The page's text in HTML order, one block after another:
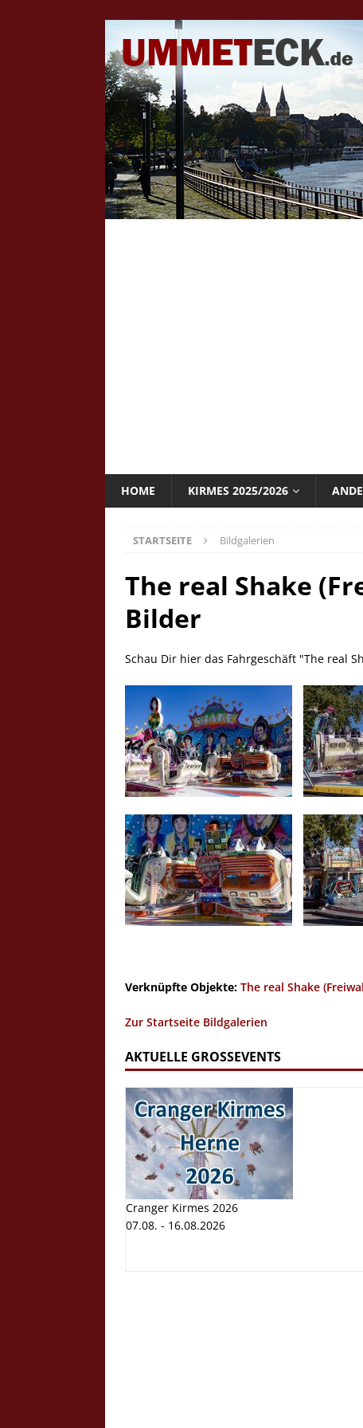
HOME KIRMES 2025/2026
STARTSEITE Bildgalerien
The real Shake
Bilder
Schau Dir hier das Fahrgeschäft "The real
Verknüpfte Objekte: The real Shake
Zur Startseite Bildgalerien
AKTUELLE GROSSEVENTS
Cranger Kirmes 2026
07.08. - 16.08.2026
Crazy Outback (Kollmann) -
Bilder
Schau Dir hier Bilder vom
Outback" an.